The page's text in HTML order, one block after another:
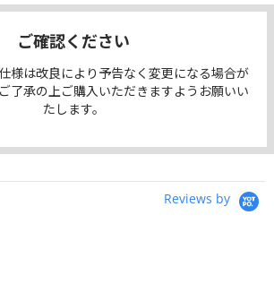
ご確認ください
様は改良により予告なく変更になる場合が
了承の上ご購入いただきますようお願いい
たします。
Reviews by